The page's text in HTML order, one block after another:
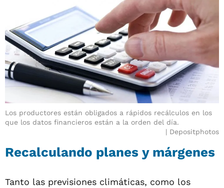
Los productores están obligados a rápidos recálculos en los
que los datos financieros están a la orden del día.
Depositphotos
Recalculando planes y márgenes
Tanto las previsiones climáticas, como los